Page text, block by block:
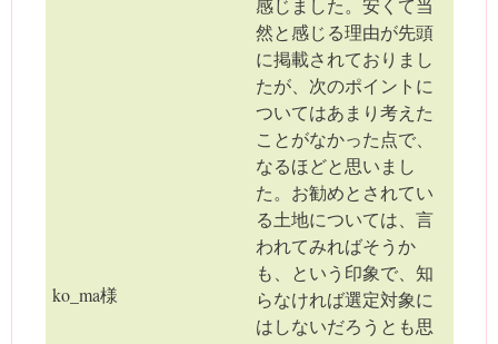
ko_ma様
感じました。安くて当
然と感じる理由が先頭
に掲載されておりまし
たが、次のポイントに
ついてはあまり考えた
ことがなかった点で、
なるほどと思いまし
た。お勧めとされてい
る土地については、言
われてみればそうか
も、という印象で、知
らなければ選定対象に
はしないだろうとも思